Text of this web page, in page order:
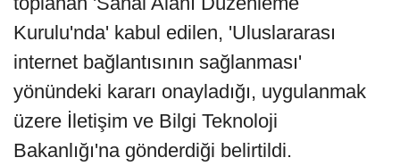
Kurulu'nda' kabul edilen, 'Uluslararası
internet bağlantısının sağlanması'
yönündeki kararı onayladığı, uygulanmak
üzere İletişim ve Bilgi Teknoloji
Bakanlığı'na gönderdiği belirtildi.